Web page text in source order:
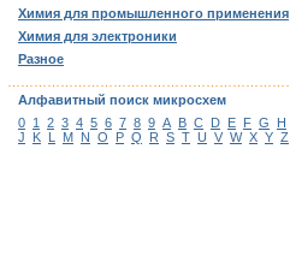
Химия для промышленного применения
Химия для электроники
Разное
Алфавитный поиск микросхем
0 1 2 3 4 5 6 7 8 9 A B C D E F G H
J
K L M N O P Q R S T U V W X Y Z